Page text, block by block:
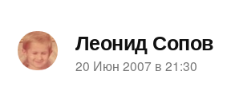
Леонид Сопов
пишет:
20 Июн 2007 в 21:30